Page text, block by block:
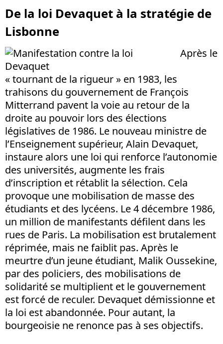
De la loi Devaquet à la stratégie de
Lisbonne
Après le
« tournant de la rigueur » en 1983, les
trahisons du gouvernement de François
Mitterrand pavent la voie au retour de la
droite au pouvoir lors des élections
législatives de 1986. Le nouveau ministre de
l’Enseignement supérieur, Alain Devaquet,
instaure alors une loi qui renforce l’autonomie
des universités, augmente les frais
d’inscription et rétablit la sélection. Cela
provoque une mobilisation de masse des
étudiants et des lycéens. Le 4 décembre 1986,
un million de manifestants défilent dans les
rues de Paris. La mobilisation est brutalement
réprimée, mais ne faiblit pas. Après le
meurtre d’un jeune étudiant, Malik Oussekine,
par des policiers, des mobilisations de
solidarité se multiplient et le gouvernement
est forcé de reculer. Devaquet démissionne et
la loi est abandonnée. Pour autant, la
bourgeoisie ne renonce pas à ses objectifs.